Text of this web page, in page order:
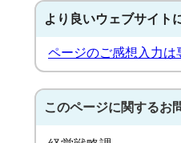
より良いウェブサイト
ページのご感想入力は
このページに関するお